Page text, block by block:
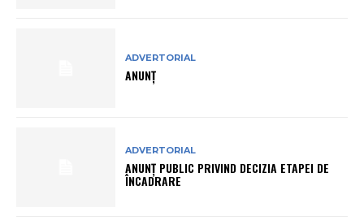
ADVERTORIAL
ANUNȚ
ADVERTORIAL
ANUNŢ PUBLIC PRIVIND DECIZIA ETAPEI DE
ÎNCADRARE